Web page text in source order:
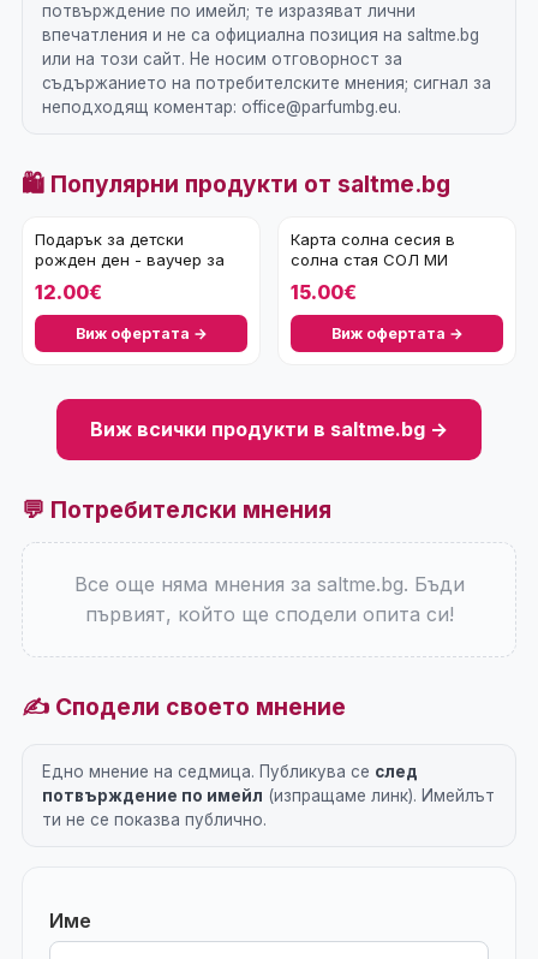
потвърждение по имейл; те изразяват лични
впечатления и не са официална позиция на saltme.bg
или на този сайт. Не носим отговорност за
съдържанието на потребителските мнения; сигнал за
неподходящ коментар: office@parfumbg.eu.
🛍️ Популярни продукти от saltme.bg
Подарък за детски
рожден ден - ваучер за
12.00€
Виж офертата →
Карта солна сесия в
солна стая СОЛ МИ
15.00€
Виж офертата →
Виж всички продукти в saltme.bg →
💬 Потребителски мнения
Все още няма мнения за saltme.bg. Бъди
първият, който ще сподели опита си!
✍️ Сподели своето мнение
Едно мнение на седмица. Публикува се след
потвърждение по имейл (изпращаме линк). Имейлът
ти не се показва публично.
Име